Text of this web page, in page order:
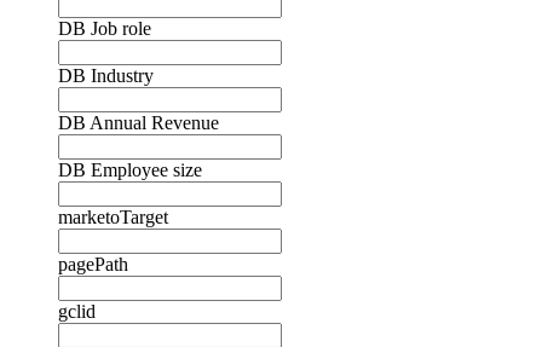
DB Job role
DB Industry
DB Annual Revenue
DB Employee size
marketoTarget
pagePath
gclid